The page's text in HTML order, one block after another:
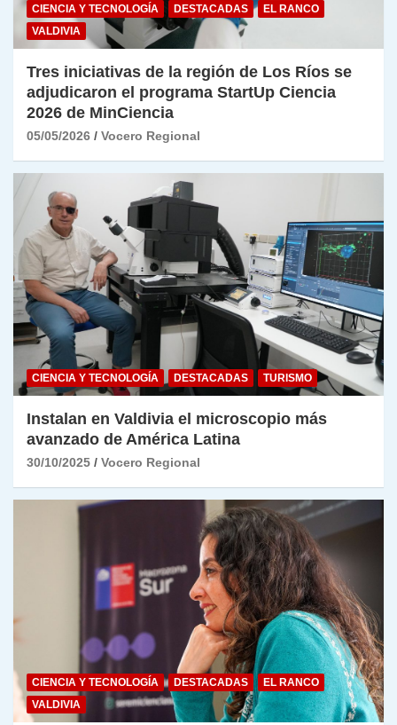
CIENCIA Y TECNOLOGÍA DESTACADAS
EL RANCO
VALDIVIA
Tres iniciativas de la región de Los Ríos se
adjudicaron el programa StartUp Ciencia
2026 de MinCiencia
05/05/2026 Vocero Regional
CIENCIA Y TECNOLOGÍA DESTACADAS TURISMO
Instalan en Valdivia el microscopio más
avanzado de América Latina
30/10/2025 Vocero Regional
CIENCIA Y TECNOLOGÍA DESTACADAS
EL RANCO
VALDIVIA